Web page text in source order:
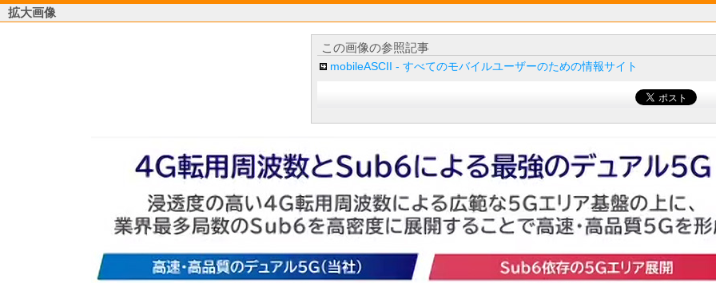
拡大画像
この画像の参照記事
mobileASCII - すべてのモバイルユーザーのための情報サイト